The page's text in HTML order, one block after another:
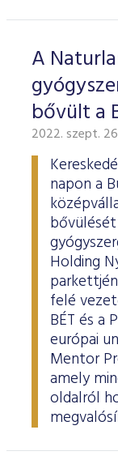
A
bővült a
2022. szept.
napon a
Holding
felé
BÉT és a
európai
Mentor
amely
oldalról